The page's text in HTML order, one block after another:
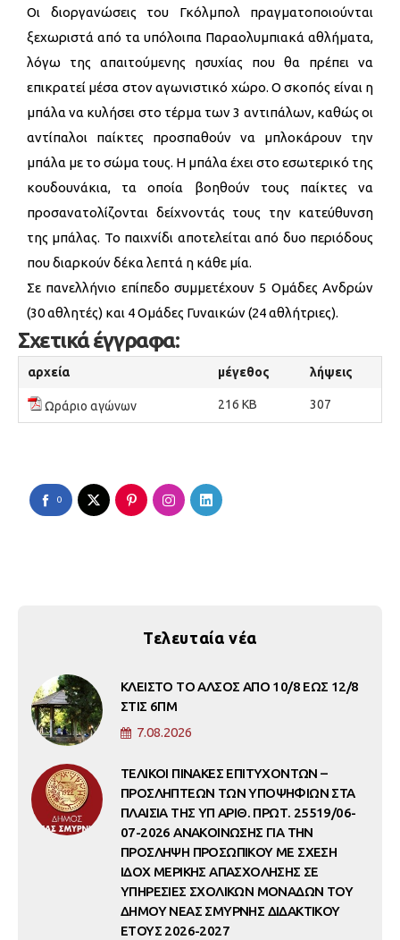
Οι διοργανώσεις του Γκόλμπολ πραγματοποιούνται
ξεχωριστά από τα υπόλοιπα Παραολυμπιακά αθλήματα,
λόγω της απαιτούμενης ησυχίας που θα πρέπει να
επικρατεί μέσα στον αγωνιστικό χώρο. Ο σκοπός είναι η
μπάλα να κυλήσει στο τέρμα των 3 αντιπάλων, καθώς οι
αντίπαλοι παίκτες προσπαθούν να μπλοκάρουν την
μπάλα με το σώμα τους. Η μπάλα έχει στο εσωτερικό της
κουδουνάκια, τα οποία βοηθούν τους παίκτες να
προσανατολίζονται δείχνοντάς τους την κατεύθυνση
της μπάλας. Το παιχνίδι αποτελείται από δυο περιόδους
που διαρκούν δέκα λεπτά η κάθε μία.
Σε πανελλήνιο επίπεδο συμμετέχουν 5 Ομάδες Ανδρών
(30 αθλητές) και 4 Ομάδες Γυναικών (24 αθλήτριες).
Σχετικά έγγραφα:
αρχεία μέγεθος λήψεις
Ωράριο αγώνων 216 KB 307
0
Τελευταία νέα
ΚΛΕΙΣΤΟ ΤΟ ΑΛΣΟΣ ΑΠΟ 10/8 ΕΩΣ 12/8
ΣΤΙΣ 6ΠΜ
7.08.2026
ΤΕΛΙΚΟΙ ΠΙΝΑΚΕΣ ΕΠΙΤΥΧΟΝΤΩΝ –
ΠΡΟΣΛΗΠΤΕΩΝ ΤΩΝ ΥΠΟΨΗΦΙΩΝ ΣΤΑ
ΠΛΑΙΣΙΑ ΤΗΣ ΥΠ ΑΡΙΘ. ΠΡΩΤ. 25519/06-
07-2026 ΑΝΑΚΟΙΝΩΣΗΣ ΓΙΑ ΤΗΝ
ΠΡΟΣΛΗΨΗ ΠΡΟΣΩΠΙΚΟΥ ΜΕ ΣΧΕΣΗ
ΙΔΟΧ ΜΕΡΙΚΗΣ ΑΠΑΣΧΟΛΗΣΗΣ ΣΕ
ΥΠΗΡΕΣΙΕΣ ΣΧΟΛΙΚΩΝ ΜΟΝΑΔΩΝ ΤΟΥ
ΔΗΜΟΥ ΝΕΑΣ ΣΜΥΡΝΗΣ ΔΙΔΑΚΤΙΚΟΥ
ΕΤΟΥΣ 2026-2027